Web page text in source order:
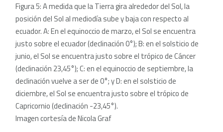
Figura 5: A medida que la Tierra gira alrededor del Sol, la
posición del Sol al mediodía sube y baja con respecto al
ecuador. A: En el equinoccio de marzo, el Sol se encuentra
justo sobre el ecuador (declinación 0°); B: en el solsticio de
junio, el Sol se encuentra justo sobre el trópico de Cáncer
(declinación 23,45°); C: en el equinoccio de septiembre, la
declinación vuelve a ser de 0°; y D: en el solsticio de
diciembre, el Sol se encuentra justo sobre el trópico de
Capricornio (declinación -23,45°).
Imagen cortesía de Nicola Graf